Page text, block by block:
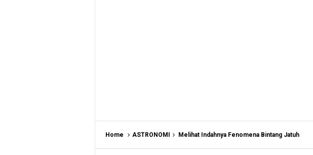
Home ASTRONOMI Melihat Indahnya Fenomena Bintang Jatuh